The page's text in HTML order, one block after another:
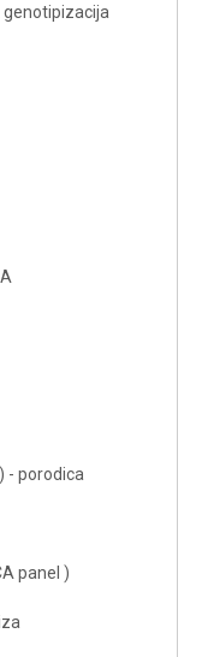
genotipizacija
- porodica
panel )